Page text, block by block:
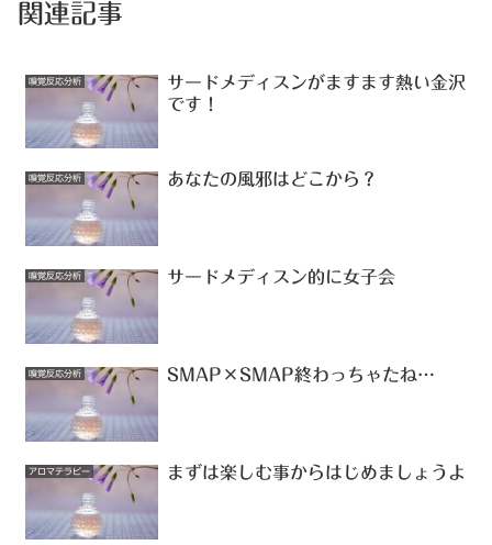
関連記事
嗅覚反応分析
サードメディスンがますます熱い金沢
です！
嗅覚反応分析 あなたの風邪はどこから？
嗅覚反応分析 サードメディスン的に女子会
嗅覚反応分析 SMAP×SMAP終わっちゃたね…
アロマテラピー まずは楽しむ事からはじめましょうよ